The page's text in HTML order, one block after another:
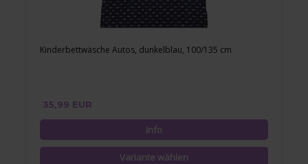
Kinderbettwäsche Autos, dunkelblau, 100/135 cm
35,99 EUR